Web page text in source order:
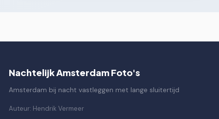
Nachtelijk Amsterdam Foto's
Amsterdam bij nacht vastleggen met lange sluitertijd
Auteur: Hendrik Vermeer